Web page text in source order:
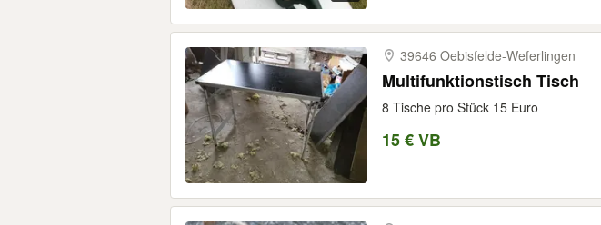
39646 Oebisfelde-​Weferlingen
Multifunktionstisch Tisch
8 Tische pro Stück 15 Euro
15 € VB